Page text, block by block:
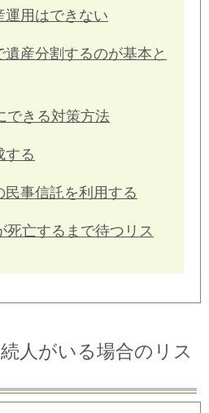
運用はできない
産分割するのが基本と
できる対策方法
する
民事信託を利用する
死亡するまで待つリス
人がいる場合のリス